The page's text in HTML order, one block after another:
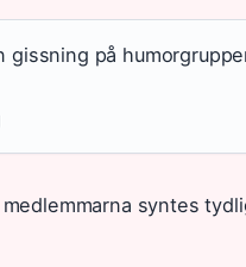
gissning på
syntes